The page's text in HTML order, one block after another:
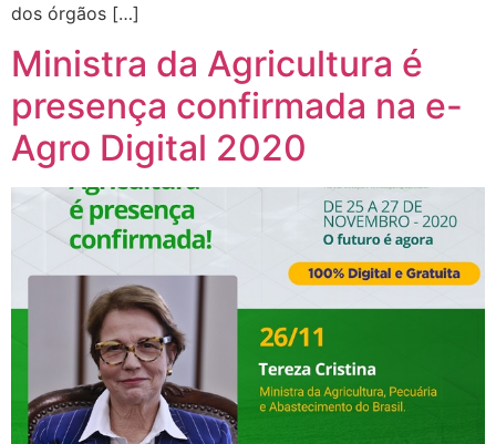
dos órgãos […]
Ministra da Agricultura é
presença confirmada na e-
Agro Digital 2020